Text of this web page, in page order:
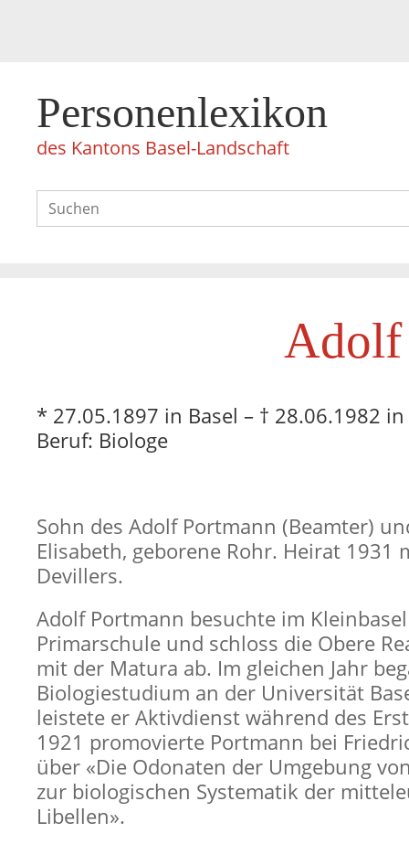
Personenlexikon
des Kantons Basel-Landschaft
Adolf
* 27.05.1897 in Basel – † 28.06.1982
Beruf: Biologe
Sohn des Adolf Portmann (Beamter)
Elisabeth, geborene Rohr. Heirat 1931
Devillers.
Adolf Portmann besuchte im
Primarschule und schloss die Obere
mit der Matura ab. Im gleichen Jahr
Biologiestudium an der Universität
leistete er Aktivdienst während des
1921 promovierte Portmann bei
über «Die Odonaten der Umgebung
zur biologischen Systematik der
Libellen».